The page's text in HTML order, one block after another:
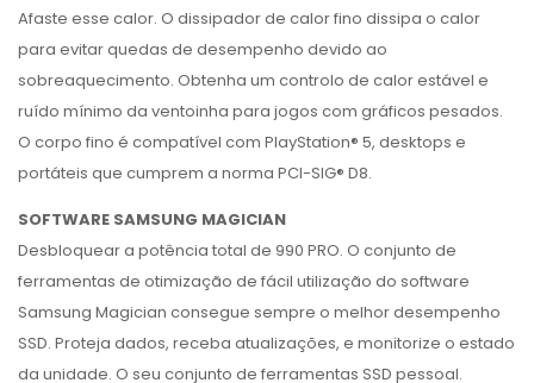
Afaste esse calor. O dissipador de calor fino dissipa o calor
para evitar quedas de desempenho devido ao
sobreaquecimento. Obtenha um controlo de calor estável e
ruído mínimo da ventoinha para jogos com gráficos pesados.
O corpo fino é compatível com PlayStation® 5, desktops e
portáteis que cumprem a norma PCI-SIG® D8.
SOFTWARE SAMSUNG MAGICIAN
Desbloquear a potência total de 990 PRO. O conjunto de
ferramentas de otimização de fácil utilização do software
Samsung Magician consegue sempre o melhor desempenho
SSD. Proteja dados, receba atualizações, e monitorize o estado
da unidade. O seu conjunto de ferramentas SSD pessoal.